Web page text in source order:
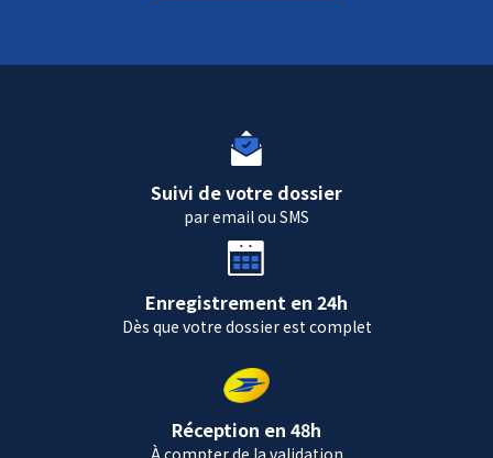
Suivi de votre dossier
par email ou SMS
Enregistrement en 24h
Dès que votre dossier est complet
Réception en 48h
À compter de la validation